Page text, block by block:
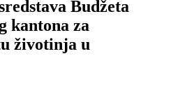
Budžeta
kantona za
životinja u